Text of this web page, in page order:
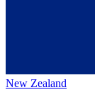
New Zealand